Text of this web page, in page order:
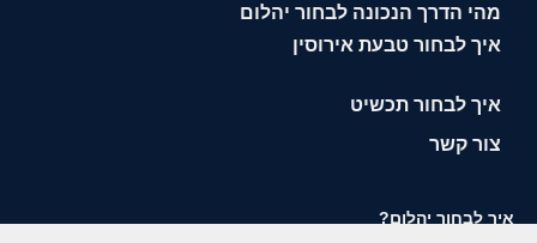
מהי הדרך הנכונה לבחור יהלום
איך לבחור טבעת אירוסין
איך לבחור תכשיט
צור קשר
איך לבחור יהלום?